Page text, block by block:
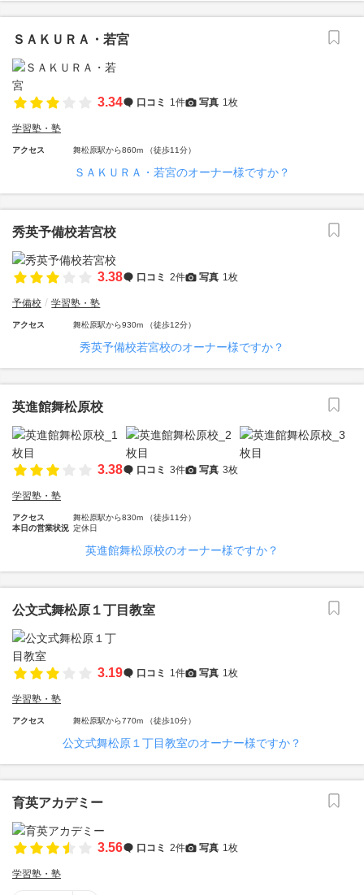
ＳＡＫＵＲＡ・若宮
3.34 口コミ 1件 写真 1枚
学習塾・塾
アクセス 舞松原駅から860m （徒歩11分）
ＳＡＫＵＲＡ・若宮のオーナー様ですか？
秀英予備校若宮校
3.38 口コミ 2件 写真 1枚
予備校 学習塾・塾
アクセス 舞松原駅から930m （徒歩12分）
秀英予備校若宮校のオーナー様ですか？
英進館舞松原校
3.38 口コミ 3件 写真 3枚
学習塾・塾
アクセス
舞松原駅から830m （徒歩11分）
本日の営業状況 定休日
英進館舞松原校のオーナー様ですか？
公文式舞松原１丁目教室
3.19 口コミ 1件 写真 1枚
学習塾・塾
アクセス 舞松原駅から770m （徒歩10分）
公文式舞松原１丁目教室のオーナー様ですか？
育英アカデミー
3.56 口コミ 2件 写真 1枚
学習塾・塾